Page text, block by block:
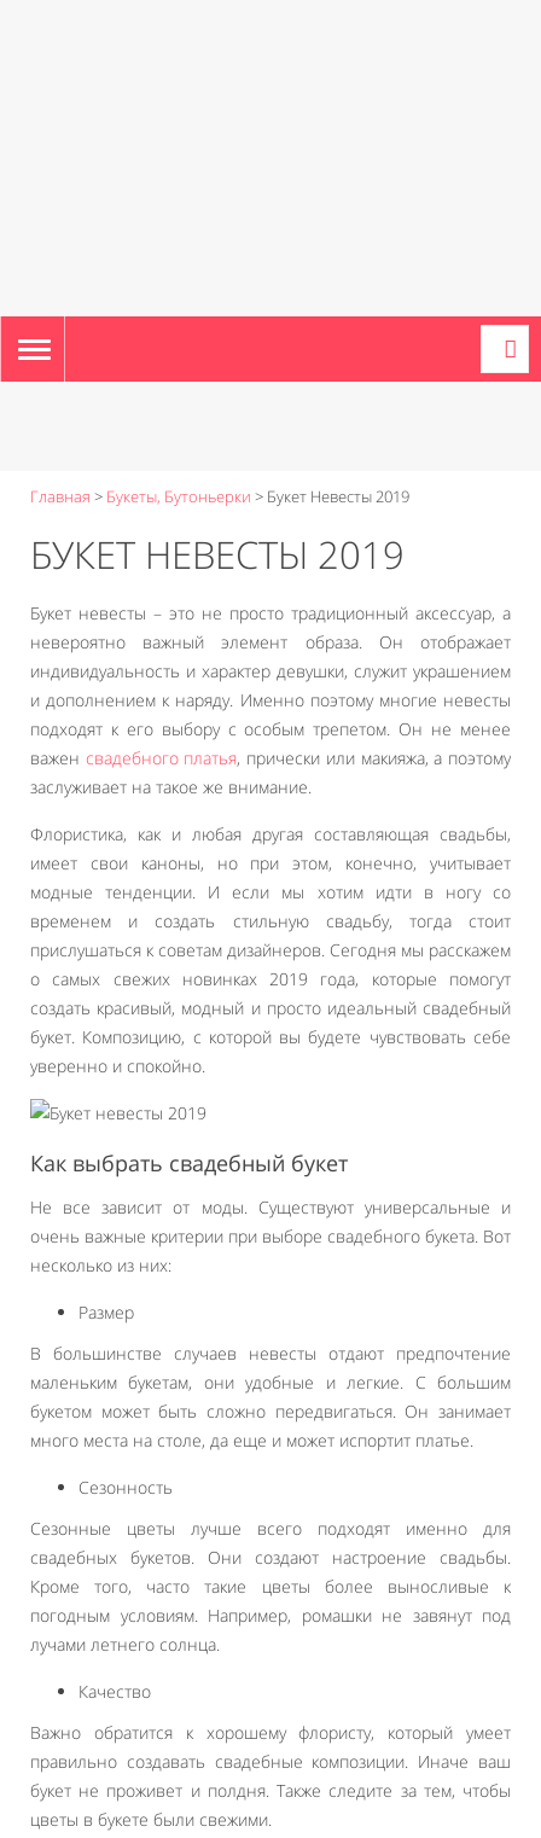
TOGGLE
NAVIGATION
Главная > Букеты, Бутоньерки > Букет Невесты 2019
БУКЕТ НЕВЕСТЫ 2019
Букет невесты – это не просто традиционный аксессуар, а
невероятно важный элемент образа. Он отображает
индивидуальность и характер девушки, служит украшением
и дополнением к наряду. Именно поэтому многие невесты
подходят к его выбору с особым трепетом. Он не менее
важен свадебного платья, прически или макияжа, а поэтому
заслуживает на такое же внимание.
Флористика, как и любая другая составляющая свадьбы,
имеет свои каноны, но при этом, конечно, учитывает
модные тенденции. И если мы хотим идти в ногу со
временем и создать стильную свадьбу, тогда стоит
прислушаться к советам дизайнеров. Сегодня мы расскажем
о самых свежих новинках 2019 года, которые помогут
создать красивый, модный и просто идеальный свадебный
букет. Композицию, с которой вы будете чувствовать себе
уверенно и спокойно.
Как выбрать свадебный букет
Не все зависит от моды. Существуют универсальные и
очень важные критерии при выборе свадебного букета. Вот
несколько из них:
Размер
В большинстве случаев невесты отдают предпочтение
маленьким букетам, они удобные и легкие. С большим
букетом может быть сложно передвигаться. Он занимает
много места на столе, да еще и может испортит платье.
Сезонность
Сезонные цветы лучше всего подходят именно для
свадебных букетов. Они создают настроение свадьбы.
Кроме того, часто такие цветы более выносливые к
погодным условиям. Например, ромашки не завянут под
лучами летнего солнца.
Качество
Важно обратится к хорошему флористу, который умеет
правильно создавать свадебные композиции. Иначе ваш
букет не проживет и полдня. Также следите за тем, чтобы
цветы в букете были свежими.